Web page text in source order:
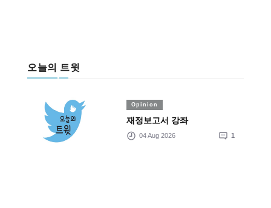
오늘의 트윗
Opinion
재정보고서 강좌
04 Aug 2026 1